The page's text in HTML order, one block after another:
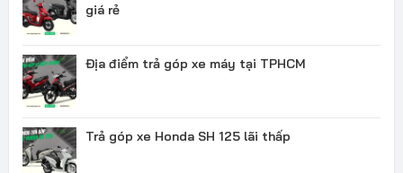
giá rẻ
Địa điểm trả góp xe máy tại TPHCM
Trả góp xe Honda SH 125 lãi thấp